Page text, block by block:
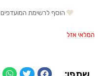
הוסף לרשימת המועדפים
המלאי אזל